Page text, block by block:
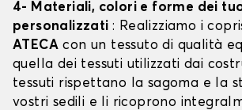
4- Materiali, colori e forme dei
personalizzati: Realizziamo i
ATECA con un tessuto di qualità
quella dei tessuti utilizzati dai
tessuti rispettano la sagoma e la
vostri sedili e li ricoprono